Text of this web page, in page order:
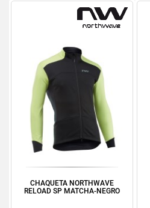
CHAQUETA NORTHWAVE
RELOAD SP MATCHA-NEGRO